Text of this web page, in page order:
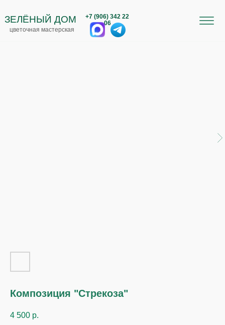
+7 (906) 342 22
06
ЗЕЛЁНЫЙ ДОМ
цветочная мастерская
Композиция "Стрекоза"
4 500 р.